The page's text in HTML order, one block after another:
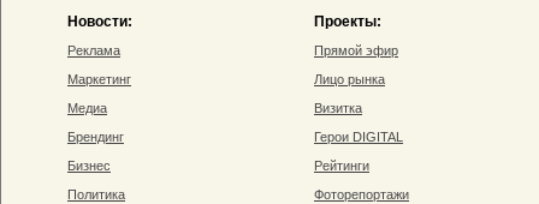
Новости:
Реклама
Маркетинг
Медиа
Брендинг
Бизнес
Политика
Проекты:
Прямой эфир
Лицо рынка
Визитка
Герои DIGITAL
Рейтинги
Фоторепортажи